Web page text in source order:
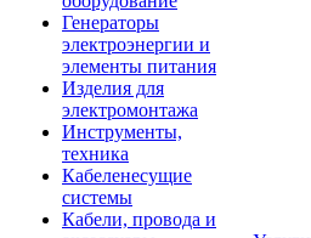
Генераторы
электроэнергии и
элементы питания
Изделия для
электромонтажа
Инструменты,
техника
Кабеленесущие
системы
Кабели, провода и